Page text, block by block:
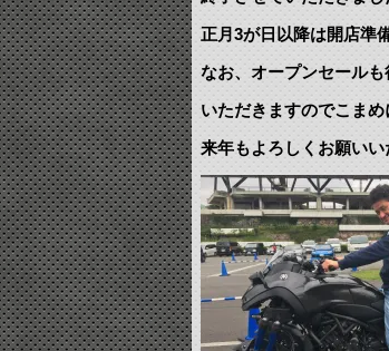
正月3が日以降は開店準
なお、オープンセール
いただきますのでこま
来年もよろしくお願い